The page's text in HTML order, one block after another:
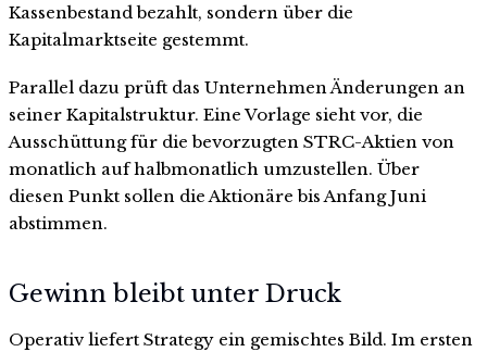
Kassenbestand bezahlt, sondern über die
Kapitalmarktseite gestemmt.
Parallel dazu prüft das Unternehmen Änderungen an
seiner Kapitalstruktur. Eine Vorlage sieht vor, die
Ausschüttung für die bevorzugten STRC-Aktien von
monatlich auf halbmonatlich umzustellen. Über
diesen Punkt sollen die Aktionäre bis Anfang Juni
abstimmen.
Gewinn bleibt unter Druck
Operativ liefert Strategy ein gemischtes Bild. Im ersten